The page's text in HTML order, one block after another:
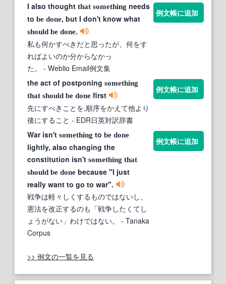
I also thought that something needs
to be done, but I don't know what
should be done.
私も何かすべきだと思ったが、何をす
ればよいのか分からなかっ
た。
- Weblio Email例文集
例文帳に追加
the act of postponing something
that should be done first
先にすべきことを,順序をかえて他より
後にすること - EDR日英対訳辞書
例文帳に追加
War isn't something to be done
lightly, also changing the
constitution isn't something that
should be done because "I just
really want to go to war".
戦争は軽々しくするものではないし、
憲法を改正するのも「戦争したくてし
ょうがない」わけではない。
- Tanaka
Corpus
例文帳に追加
>> 例文の一覧を見る